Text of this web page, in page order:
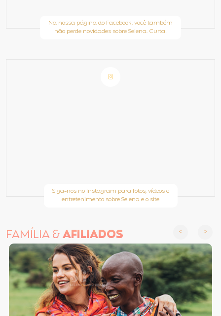
Na nossa página do Facebook, você também
não perde novidades sobre Selena. Curta!
Siga-nos no Instagram para fotos, vídeos e
entretenimento sobre Selena e o site
FAMÍLIA &AFILIADOS